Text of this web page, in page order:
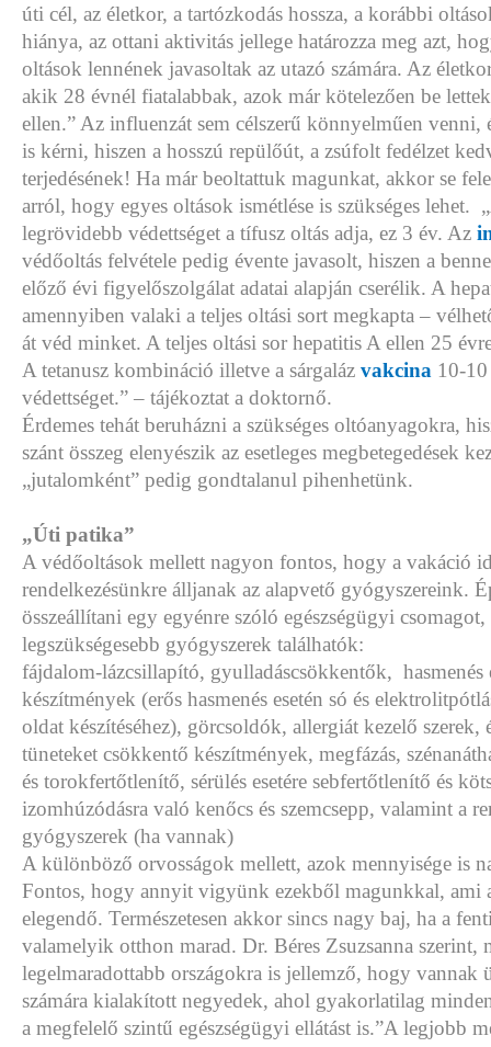
úti cél, az életkor, a tartózkodás hossza, a korábbi
hiánya, az ottani aktivitás jellege határozza meg azt,
oltások lennének javasoltak az utazó számára. Az
akik 28 évnél fiatalabbak, azok már kötelezően be
ellen.” Az influenzát sem célszerű könnyelműen venni,
is kérni, hiszen a hosszú repülőút, a zsúfolt fedélzet
terjedésének! Ha már beoltattuk magunkat, akkor se
arról, hogy egyes oltások ismétlése is szükséges lehet.
legrövidebb védettséget a tífusz oltás adja, ez 3 év. Az
védőoltás felvétele pedig évente javasolt, hiszen a
előző évi figyelőszolgálat adatai alapján cserélik. A
amennyiben valaki a teljes oltási sort megkapta –
át véd minket. A teljes oltási sor hepatitis A ellen 25
A tetanusz kombináció illetve a sárgaláz vakcina 10-
védettséget.” – tájékoztat a doktornő.
Érdemes tehát beruházni a szükséges oltóanyagokra,
szánt összeg elenyészik az esetleges megbetegedések
„jutalomként” pedig gondtalanul pihenhetünk.
„Úti patika”
A védőoltások mellett nagyon fontos, hogy a vakáció
rendelkezésünkre álljanak az alapvető gyógyszereink.
összeállítani egy egyénre szóló egészségügyi
legszükségesebb gyógyszerek találhatók:
fájdalom-lázcsillapító, gyulladáscsökkentők, hasmenés
készítmények (erős hasmenés esetén só és
oldat készítéséhez), görcsoldók, allergiát kezelő szerek,
tüneteket csökkentő készítmények, megfázás,
és torokfertőtlenítő, sérülés esetére sebfertőtlenítő és
izomhúzódásra való kenőcs és szemcsepp, valamint a
gyógyszerek (ha vannak)
A különböző orvosságok mellett, azok mennyisége is
Fontos, hogy annyit vigyünk ezekből magunkkal, ami
elegendő. Természetesen akkor sincs nagy baj, ha a
valamelyik otthon marad. Dr. Béres Zsuzsanna szerint,
legelmaradottabb országokra is jellemző, hogy vannak
számára kialakított negyedek, ahol gyakorlatilag
a megfelelő szintű egészségügyi ellátást is.”A legjobb